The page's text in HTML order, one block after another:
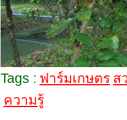
Tags : ฟาร์มเกษตร ส
ความรู้